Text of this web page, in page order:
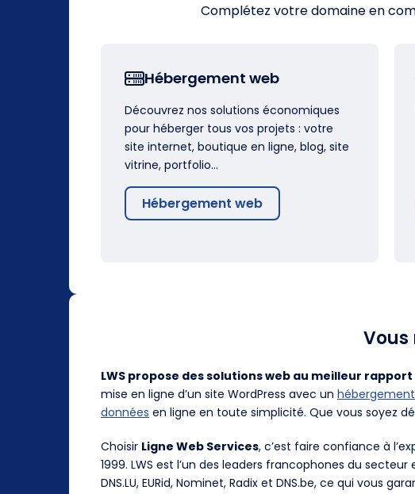
Complétez votre domaine en
Hébergement web
Découvrez nos solutions économiques
pour héberger tous vos projets : votre
site internet, boutique en ligne, blog, site
vitrine, portfolio…
Hébergement web
Vous
LWS propose des solutions web au meilleur
mise en ligne d’un site WordPress avec un
données en ligne en toute simplicité. Que vous soyez
Choisir Ligne Web Services, c’est faire confiance à
1999. LWS est l’un des leaders francophones du secteur
DNS.LU, EURid, Nominet, Radix et DNS.be, ce qui vous